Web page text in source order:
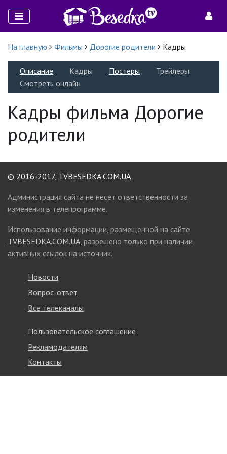
На главную Фильмы Дорогие родители Кадры
Описание Кадры Постеры
Трейлеры
Смотреть онлайн
Кадры фильма Дорогие
родители
© 2016-2017, TVBESEDKA.COM.UA
Администрация сайта не несет ответственности за
изменения в телепрограмме.
Использование информации, размещенной на сайте
TVBESEDKA.COM.UA, разрешено только при наличии
активных ссылок на источник.
Новости
Вопрос-ответ
Все телеканалы
Пользовательское соглашение
Рекламодателям
Контакты